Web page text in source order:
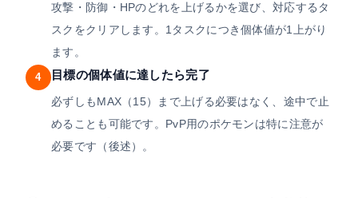
攻撃・防御・HPのどれを上げるかを選び、対応するタ
スクをクリアします。1タスクにつき個体値が1上がり
ます。
4 目標の個体値に達したら完了
必ずしもMAX（15）まで上げる必要はなく、途中で止
めることも可能です。PvP用のポケモンは特に注意が
必要です（後述）。